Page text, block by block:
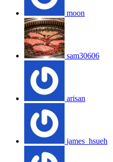
moon
sam30606
arisan
james_hsueh